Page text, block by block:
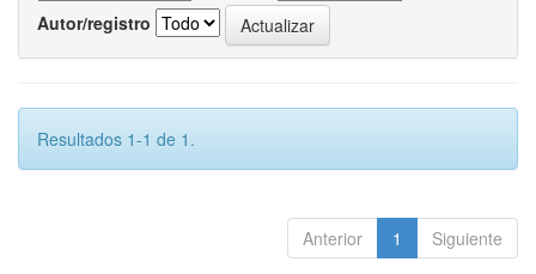
Autor/registro
Resultados 1-1 de 1.
Anterior 1 Siguiente